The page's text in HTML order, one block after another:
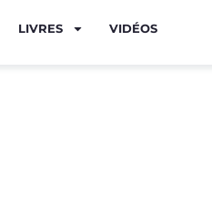
LIVRES VIDÉOS